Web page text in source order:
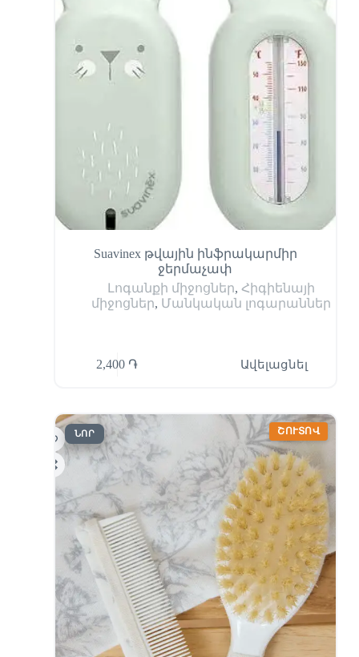
Suavinex թվային ինֆրակարմիր
ջերմաչափ
Լոգանքի միջոցներ,Հիգիենայի
միջոցներ, Մանկական լոգարաններ
2,400 ֏ Ավելացնել
ՆՈՐ ՇՈՒՏՈՎ